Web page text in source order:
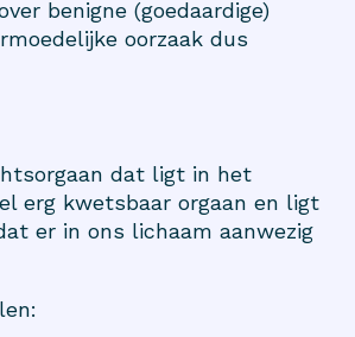
benigne (goedaardige)
oorzaak dus
dat ligt in het
erg kwetsbaar orgaan en ligt
er in ons lichaam aanwezig